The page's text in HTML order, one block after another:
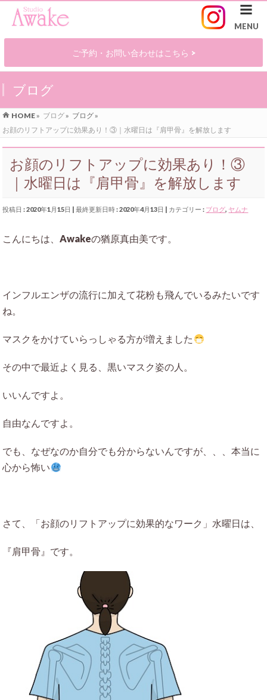
ご予約・お問い合わせはこちら >
ブログ
HOME» ブログ» ブログ»
お顔のリフトアップに効果あり！③｜水曜日は『肩甲骨』を解放します
お顔のリフトアップに効果あり！③
｜水曜日は『肩甲骨』を解放します
投稿日 : 2020年1月15日 最終更新日時 : 2020年4月13日 カテゴリー : ブログ, ヤムナ
こんにちは、Awakeの猶原真由美です。
インフルエンザの流行に加えて花粉も飛んでいるみたいです
ね。
マスクをかけていらっしゃる方が増えました
その中で最近よく見る、黒いマスク姿の人。
いいんですよ。
自由なんですよ。
でも、なぜなのか自分でも分からないんですが、、、本当に
心から怖い
さて、「お顔のリフトアップに効果的なワーク」水曜日は、
『肩甲骨』です。